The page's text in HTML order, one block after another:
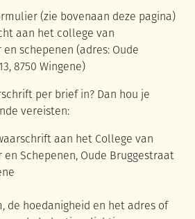
(zie bovenaan deze pagina)
aan het college van
schepenen (adres: Oude
8750 Wingene)
per brief in? Dan hou je
vereisten:
aan het College van
en Schepenen, Oude Bruggestraat
de hoedanigheid en het adres of